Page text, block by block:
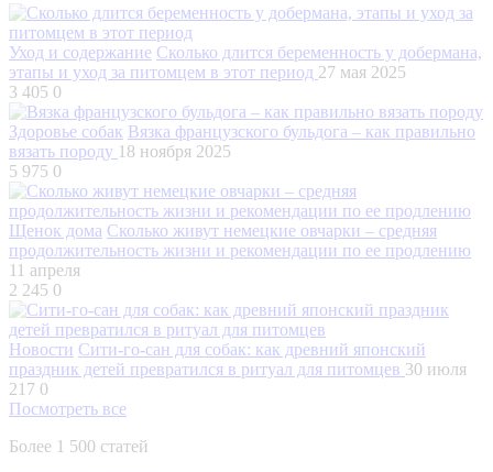
Уход и содержание Сколько длится беременность у добермана,
этапы и уход за питомцем в этот период 27 мая 2025
3 405 0
Здоровье собак Вязка французского бульдога – как правильно
вязать породу 18 ноября 2025
5 975 0
Щенок дома Сколько живут немецкие овчарки – средняя
продолжительность жизни и рекомендации по ее продлению
11 апреля
2 245 0
Новости Сити-го-сан для собак: как древний японский
праздник детей превратился в ритуал для питомцев 30 июля
217 0
Посмотреть все
Более 1 500 статей